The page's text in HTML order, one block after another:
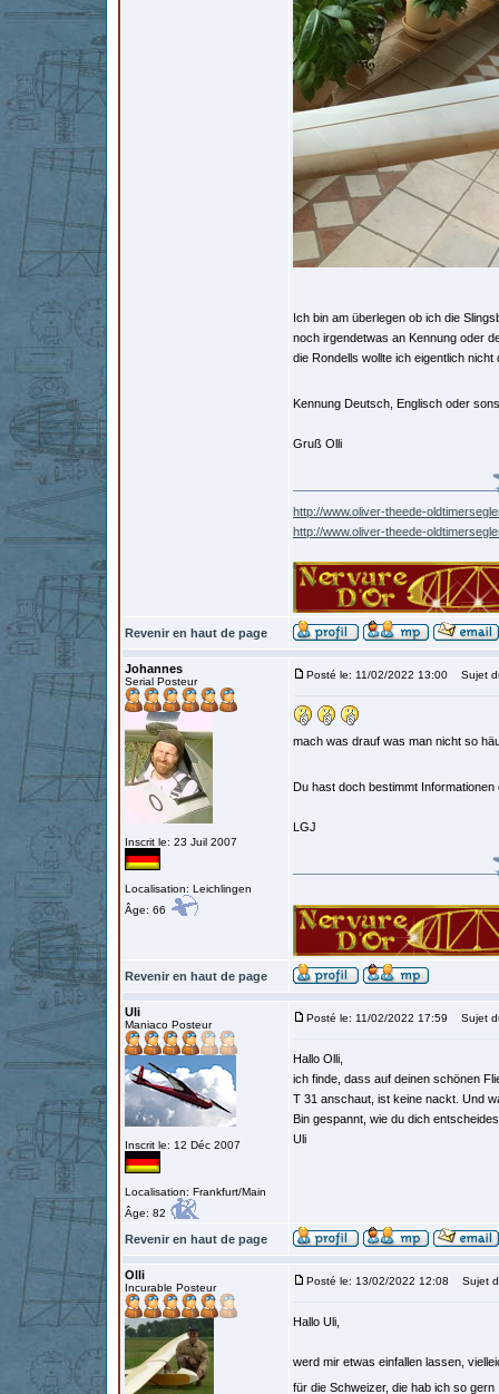
Ich bin am überlegen ob ich die
noch irgendetwas an Kennung oder
die Rondells wollte ich eigentlich nicht
Kennung Deutsch, Englisch oder
Gruß Olli
http://www.oliver-theede-
http://www.oliver-theede-
Revenir en haut de page
Johannes
Serial Posteur
Inscrit le: 23 Juil 2007
Localisation: Leichlingen
Âge: 66
Posté le: 11/02/2022 13:00 Sujet
mach was drauf was man nicht so
Du hast doch bestimmt
LGJ
Revenir en haut de page
Uli
Maniaco Posteur
Inscrit le: 12 Déc 2007
Localisation: Frankfurt/Main
Âge: 82
Posté le: 11/02/2022 17:59 Sujet
Hallo Olli,
ich finde, dass auf deinen schönen
T 31 anschaut, ist keine nackt. Und
Bin gespannt, wie du dich
Uli
Revenir en haut de page
Olli
Incurable Posteur
Posté le: 13/02/2022 12:08 Sujet
Hallo Uli,
werd mir etwas einfallen lassen,
für die Schweizer, die hab ich so gern